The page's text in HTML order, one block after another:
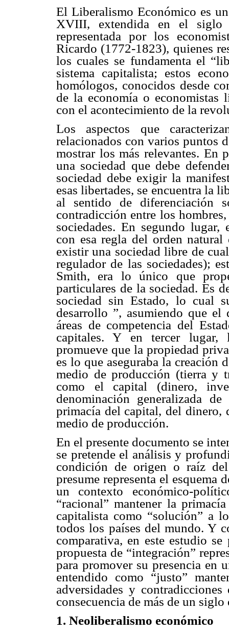
El Liberalismo Económico es
XVIII, extendida en el
representada por los
Ricardo (1772-1823), quienes
los cuales se fundamenta el
sistema capitalista; estos
homólogos, conocidos desde
de la economía o economistas
con el acontecimiento de la
Los aspectos que
relacionados con varios puntos
mostrar los más relevantes. En
una sociedad que debe
sociedad debe exigir la
esas libertades, se encuentra la
al sentido de diferenciación
contradicción entre los
sociedades. En segundo
con esa regla del orden natural
existir una sociedad libre de
regulador de las sociedades);
Smith, era lo único que
particulares de la sociedad. Es
sociedad sin Estado, lo cual
desarrollo ”, asumiendo que
áreas de competencia del
capitales. Y en tercer lugar,
promueve que la propiedad
es lo que aseguraba la creación
medio de producción (tierra y
como el capital (dinero,
denominación generalizada
primacía del capital, del dinero,
medio de producción.
En el presente documento se
se pretende el análisis y
condición de origen o raíz
presume representa el esquema
un contexto económico-
“racional” mantener la
capitalista como “solución” a
todos los países del mundo. Y
comparativa, en este estudio
propuesta de “integración”
para promover su presencia en
entendido como “justo”
adversidades y
consecuencia de más de un
1. Neoliberalismo económico